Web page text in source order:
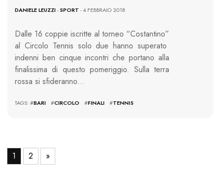
DANIELE LEUZZI-SPORT - 4 FEBBRAIO 2018
Dalle 16 coppie iscritte al torneo “Costantino”
al Circolo Tennis solo due hanno superato
indenni ben cinque incontri che portano alla
finalissima di questo pomeriggio. Sulla terra
rossa si sfideranno…
TAGS: #BARI #CIRCOLO #FINALI #TENNIS
1 2 »